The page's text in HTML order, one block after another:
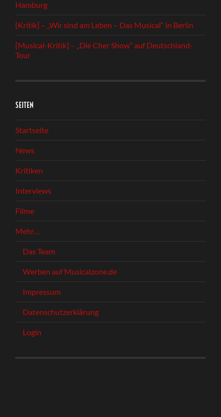
Hamburg
[Kritik] – „Wir sind am Leben – Das Musical“ in Berlin
[Musical-Kritik] – „Die Cher Show“ auf Deutschland-
Tour
SEITEN
Startseite
News
Kritiken
Interviews
Filme
Mehr…
Das Team
Werben auf Musicalzone.de
Impressum
Datenschutzerklärung
Login